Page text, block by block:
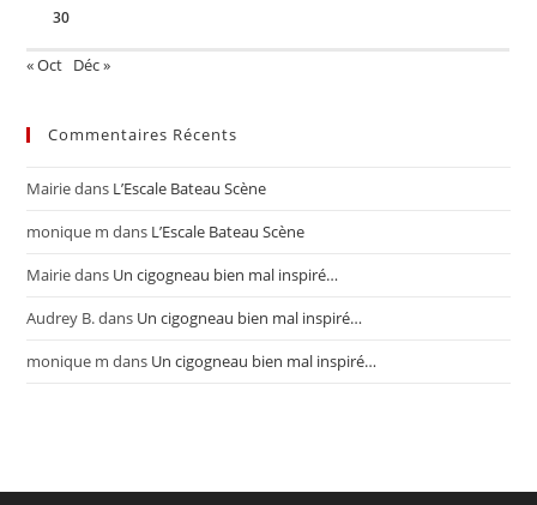
30
« Oct Déc »
Commentaires Récents
Mairiedans L’Escale Bateau Scène
monique m dans L’Escale Bateau Scène
Mairiedans Un cigogneau bien mal inspiré…
Audrey B.dans Un cigogneau bien mal inspiré…
monique m dans Un cigogneau bien mal inspiré…